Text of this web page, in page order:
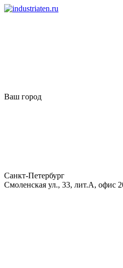
Ваш город
Санкт-Петербург
Смоленская ул., 33, лит.А, офис